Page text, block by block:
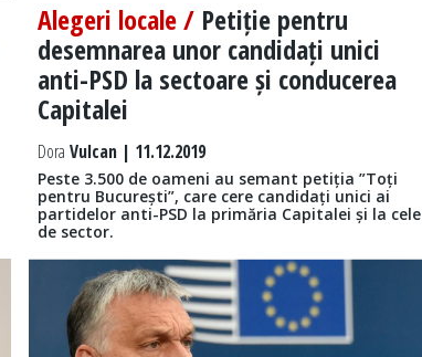
Alegeri locale / Petiție pentru
desemnarea unor candidați unici
anti-PSD la sectoare și conducerea
Capitalei
Dora Vulcan | 11.12.2019
Peste 3.500 de oameni au semant petiția ”Toți
pentru București”, care cere candidați unici ai
partidelor anti-PSD la primăria Capitalei și la cele
de sector.